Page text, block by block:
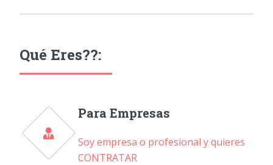
Qué Eres??:
Para Empresas
Soy empresa o profesional y quieres
CONTRATAR